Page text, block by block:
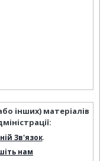
інших) матеріалів
Зв'язок.
нам